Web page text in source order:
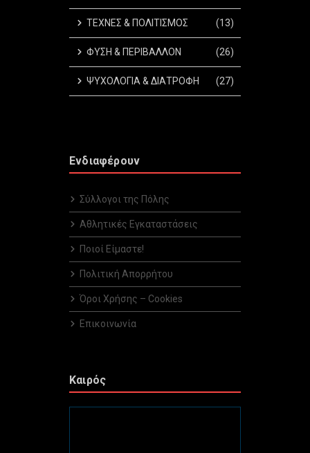
ΤΕΧΝΕΣ & ΠΟΛΙΤΙΣΜΟΣ (13)
ΦΥΣΗ & ΠΕΡΙΒΑΛΛΟΝ (26)
ΨΥΧΟΛΟΓΙΑ & ΔΙΑΤΡΟΦΗ (27)
Ενδιαφέρουν
Σύλλογοι της Πόλης
Αθλητικές Εγκαταστάσεις
Ποιοί Είμαστε!
Πολιτική Απορρήτου
Όροι Χρήσης – Cookies
Επικοινωνία
Καιρός